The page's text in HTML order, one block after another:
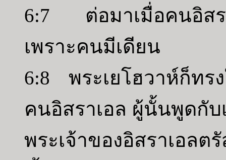
6:7 ต่อมาเมื่อคนอิสรา
เพราะคนมีเดียน
6:8 พระเยโฮวาห์ก็ทร
คนอิสราเอล ผู้นั้นพูดกับ
พระเจ้าของอิสราเอล